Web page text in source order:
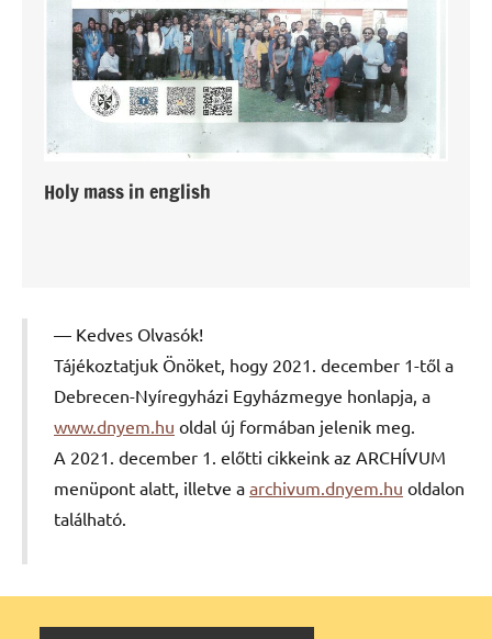
Holy mass in english
Kedves Olvasók!
Tájékoztatjuk Önöket, hogy 2021. december 1-től a
Debrecen-Nyíregyházi Egyházmegye honlapja, a
www.dnyem.hu oldal új formában jelenik meg.
A 2021. december 1. előtti cikkeink az ARCHÍVUM
menüpont alatt, illetve a archivum.dnyem.hu oldalon
található.